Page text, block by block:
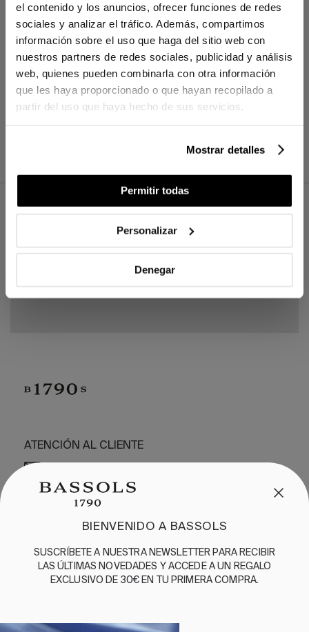
el contenido y los anuncios, ofrecer funciones de redes
sociales y analizar el tráfico. Además, compartimos
información sobre el uso que haga del sitio web con
nuestros partners de redes sociales, publicidad y análisis
web, quienes pueden combinarla con otra información
que les haya proporcionado o que hayan recopilado a
partir del uso que haya hecho de sus servicios.
Mostrar detalles
Permitir todas
Personalizar
Denegar
Suscríbete a nuestra newsletter pare
recibir las últimas novedades y accede a
BASSOLS
ATENCIÓN AL CLIENTE
PREGUNTAS FRECUENTES
ENVÍOS Y DEVOLUCIONES
ESPAÑOL / FRANÇAIS
BIENVENIDO A BASSOLS
SUSCRÍBETE A NUESTRA NEWSLETTER PARA RECIBIR
LAS ÚLTIMAS NOVEDADES Y ACCEDE A UN REGALO
EXCLUSIVO DE 30€ EN TU PRIMERA COMPRA.